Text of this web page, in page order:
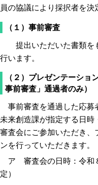
員の協議により採択者を決
（１）事前審査
提出いただいた書類を
行います。
（２）プレゼンテーショ
事前審査」通過者のみ）
事前審査を通過した応募
未来創造課が指定する日時
審査会にご参加いただき、
ンを行っていただきます。
ア 審査会の日時：令和
定）